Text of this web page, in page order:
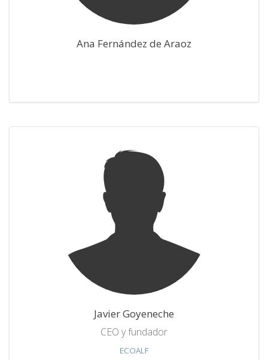
Ana Fernández de Araoz
Javier Goyeneche
CEO y fundador
ECOALF